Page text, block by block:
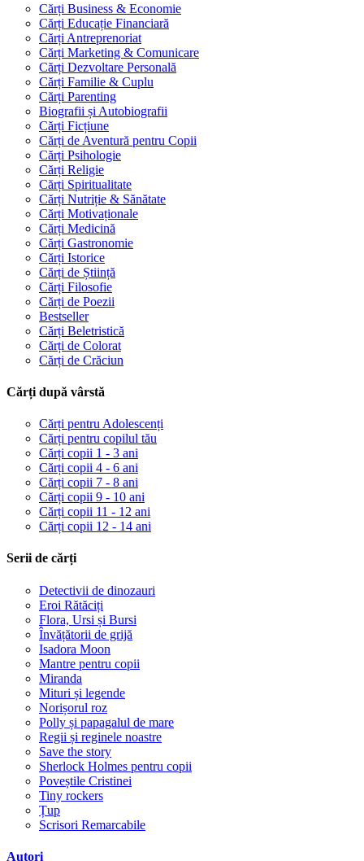
Cărți Business & Economie
Cărți Educație Financiară
Cărți Antreprenoriat
Cărți Marketing & Comunicare
Cărți Dezvoltare Personală
Cărți Familie & Cuplu
Cărți Parenting
Biografii și Autobiografii
Cărți Ficțiune
Cărți de Aventură pentru Copii
Cărți Psihologie
Cărți Religie
Cărți Spiritualitate
Cărți Nutriție & Sănătate
Cărți Motivaționale
Cărți Medicină
Cărți Gastronomie
Cărți Istorice
Cărți de Știință
Cărți Filosofie
Cărți de Poezii
Bestseller
Cărți Beletristică
Cărți de Colorat
Cărți de Crăciun
Cărți după vârstă
Cărți pentru Adolescenți
Cărți pentru copilul tău
Cărți copii 1 - 3 ani
Cărți copii 4 - 6 ani
Cărți copii 7 - 8 ani
Cărți copii 9 - 10 ani
Cărți copii 11 - 12 ani
Cărți copii 12 - 14 ani
Serii de cărți
Detectivii de dinozauri
Eroi Rătăciți
Flora, Ursi și Bursi
Învățătorii de grijă
Isadora Moon
Mantre pentru copii
Miranda
Mituri și legende
Norișorul roz
Polly și papagalul de mare
Regii și reginele noastre
Save the story
Sherlock Holmes pentru copii
Poveștile Cristinei
Tiny rockers
Țup
Scrisori Remarcabile
Autori